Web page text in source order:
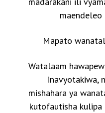
Mapato
Watalaam
inavyotakiwa,
mishahara ya
kutofautisha kulipa